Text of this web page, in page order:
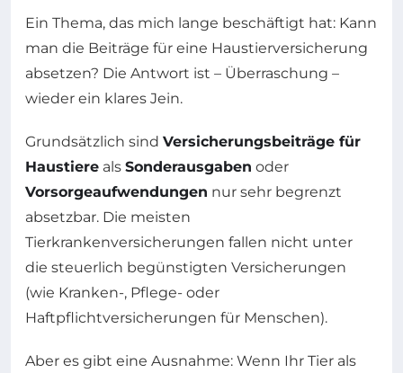
Ein Thema, das mich lange beschäftigt hat: Kann
man die Beiträge für eine Haustierversicherung
absetzen? Die Antwort ist – Überraschung –
wieder ein klares Jein.
Grundsätzlich sind Versicherungsbeiträge für
Haustiere als Sonderausgaben oder
Vorsorgeaufwendungen nur sehr begrenzt
absetzbar. Die meisten
Tierkrankenversicherungen fallen nicht unter
die steuerlich begünstigten Versicherungen
(wie Kranken-, Pflege- oder
Haftpflichtversicherungen für Menschen).
Aber es gibt eine Ausnahme: Wenn Ihr Tier als